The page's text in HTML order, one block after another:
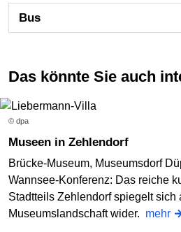
Bus
Das könnte Sie auch
© dpa
Museen in Zehlendorf
Brücke-Museum, Museumsdorf
Wannsee-Konferenz: Das reiche
Stadtteils Zehlendorf spiegelt sich
Museumslandschaft wider. mehr